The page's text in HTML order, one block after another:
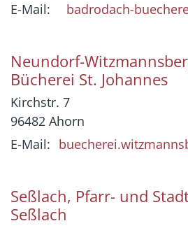
E-Mail:
badrodach-
Neundorf-
Bücherei St. Johannes
Kirchstr. 7
96482 Ahorn
E-Mail:
Seßlach, Pfarr- und
Seßlach